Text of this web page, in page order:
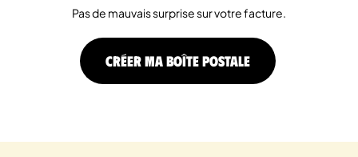
Pas de mauvais surprise sur votre facture.
CRÉER MA BOÎTE POSTALE